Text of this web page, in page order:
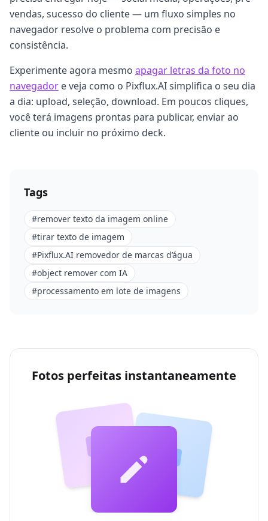
vendas, sucesso do cliente — um fluxo simples no
navegador resolve o problema com precisão e
consistência.
Experimente agora mesmo apagar letras da foto no
navegador e veja como o Pixflux.AI simplifica o seu dia
a dia: upload, seleção, download. Em poucos cliques,
você terá imagens prontas para publicar, enviar ao
cliente ou incluir no próximo deck.
Tags
#remover texto da imagem online
#tirar texto de imagem
#Pixflux.AI removedor de marcas d’água
#object remover com IA
#processamento em lote de imagens
Fotos perfeitas instantaneamente